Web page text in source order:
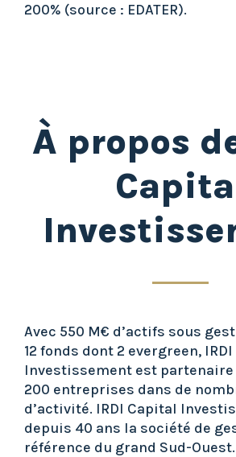
200% (source : EDATER).
À propos
Avec 550 M€ d’actifs sous
12 fonds dont 2 evergreen,
Investissement est partenaire
200 entreprises dans de
d’activité. IRDI Capital
depuis 40 ans la société de
référence du grand Sud-Ouest.